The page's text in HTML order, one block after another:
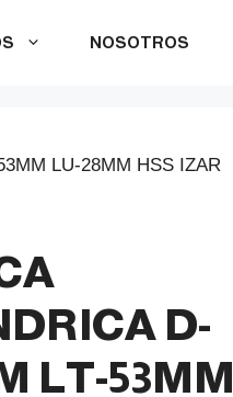
NOSOTROS
LU-28MM HSS IZAR
D-
LT-53MM